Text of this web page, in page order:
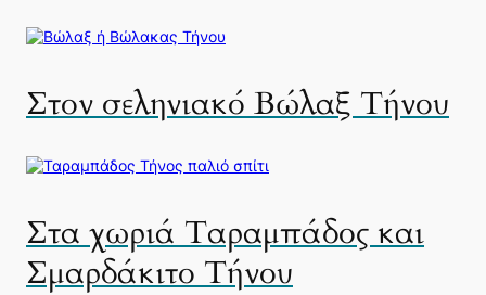
Στον σεληνιακό Βώλαξ Τήνου
Στα χωριά Ταραμπάδος και
Σμαρδάκιτο Τήνου